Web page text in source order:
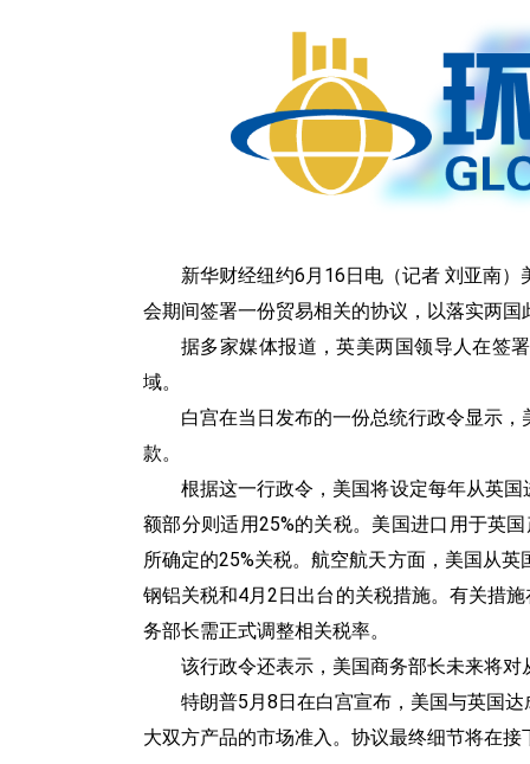
主题指数
新华财经纽约6月16日电（记者 刘亚南
会期间签署一份贸易相关的协议，以落实两国
据多家媒体报道，英美两国领导人在签
域。
白宫在当日发布的一份总统行政令显示
款。
根据这一行政令，美国将设定每年从英
额部分则适用25%的关税。美国进口用于英
所确定的25%关税。航空航天方面，美国从
钢铝关税和4月2日出台的关税措施。有关措
务部长需正式调整相关税率。
该行政令还表示，美国商务部长未来将
特朗普5月8日在白宫宣布，美国与英国
大双方产品的市场准入。协议最终细节将在